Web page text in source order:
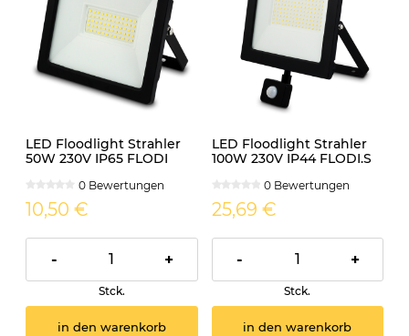
LED Floodlight Strahler
50W 230V IP65 FLODI
0 Bewertungen
10,50 €
- +
Stck.
in den warenkorb
LED Floodlight Strahler
100W 230V IP44 FLODI.S
0 Bewertungen
25,69 €
- +
Stck.
in den warenkorb